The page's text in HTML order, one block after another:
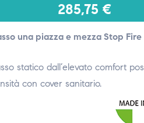
285,75 €
una piazza e mezza Stop Fire
statico dall’elevato comfort
con cover sanitario.